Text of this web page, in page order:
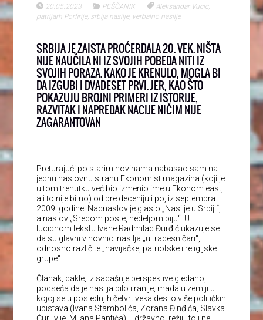
20.05.2023 PEŠČANIK Aleksandar Vucic,
patrijarh Porfirije, srbija nasilje, verbalno nasilje
SRBIJA JE ZAISTA PROĆERDALA 20. VEK. NIŠTA
NIJE NAUČILA NI IZ SVOJIH POBEDA NITI IZ
SVOJIH PORAZA. KAKO JE KRENULO, MOGLA BI
DA IZGUBI I DVADESET PRVI. JER, KAO ŠTO
POKAZUJU BROJNI PRIMERI IZ ISTORIJE,
RAZVITAK I NAPREDAK NACIJE NIČIM NIJE
ZAGARANTOVAN
Preturajući po starim novinama nabasao sam na
jednu naslovnu stranu Ekonomist magazina (koji je
u tom trenutku već bio izmenio ime u Ekonom:east,
ali to nije bitno) od pre deceniju i po, iz septembra
2009. godine. Nadnaslov je glasio „Nasilje u Srbiji“,
a naslov „Sredom poste, nedeljom biju“. U
lucidnom tekstu Ivane Radmilac Đurđić ukazuje se
da su glavni vinovnici nasilja „ultradesničari“,
odnosno različite „navijačke, patriotske i religijske
grupe“.
Članak, dakle, iz sadašnje perspektive gledano,
podseća da je nasilja bilo i ranije, mada u zemlji u
kojoj se u poslednjih četvrt veka desilo više političkih
ubistava (Ivana Stambolića, Zorana Đinđića, Slavka
Ćuruvije, Milana Pantića) u državnoj režiji, to i ne